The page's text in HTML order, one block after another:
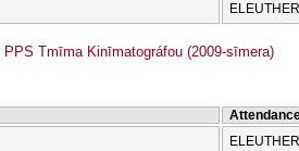
PPS Tmīma Kinīmatográfou (2009-sīmera)